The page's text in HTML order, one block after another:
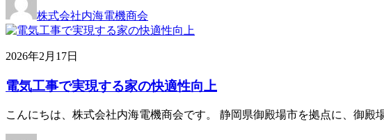
株式会社内海電機商会
2026年2月17日
電気工事で実現する家の快適性向上
こんにちは、株式会社内海電機商会です。 静岡県御殿場市を拠点に、御